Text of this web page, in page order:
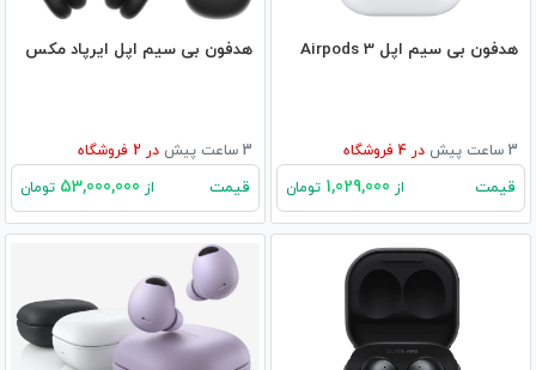
هدفون بی‌ سیم اپل Airpods 3
3 ساعت پیش در فروشگاه
قیمت از تومان
هدفون بی‌ سیم اپل ایرپاد مکس
3 ساعت پیش در فروشگاه
قیمت از تومان